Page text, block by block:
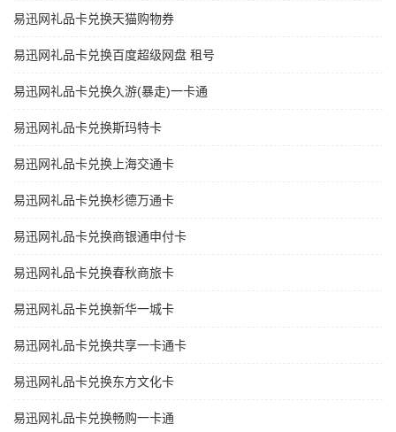
易迅网礼品卡兑换天猫购物券
易迅网礼品卡兑换百度超级网盘 租号
易迅网礼品卡兑换久游(暴走)一卡通
易迅网礼品卡兑换斯玛特卡
易迅网礼品卡兑换上海交通卡
易迅网礼品卡兑换杉德万通卡
易迅网礼品卡兑换商银通申付卡
易迅网礼品卡兑换春秋商旅卡
易迅网礼品卡兑换新华一城卡
易迅网礼品卡兑换共享一卡通卡
易迅网礼品卡兑换东方文化卡
易迅网礼品卡兑换畅购一卡通